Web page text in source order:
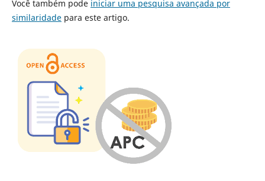
Você também pode iniciar uma pesquisa avançada por
similaridadepara este artigo.